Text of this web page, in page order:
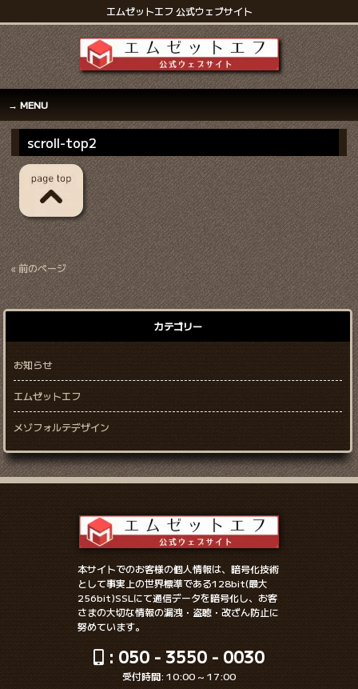
エムゼットエフ 公式ウェブサイト
MENU
scroll-top2
« 前のページ
カテゴリー
お知らせ
エムゼットエフ
メゾフォルテデザイン
本サイトでのお客様の個人情報は、暗号化技術
として事実上の世界標準である128bit(最大
256bit)SSLにて通信データを暗号化し、お客
さまの大切な情報の漏洩・盗聴・改ざん防止に
努めています。
: 050 - 3550 - 0030
受付時間: 10:00 ~ 17:00